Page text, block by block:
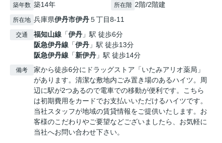
築年数 築14年 所在階 2階/2階建
所在地 兵庫県伊丹市伊丹５丁目8-11
交通 福知山線 「伊丹 」駅 徒歩6分
阪急伊丹線 「伊丹 」駅 徒歩13分
阪急伊丹線 「新伊丹 」駅 徒歩14分
備考
家から徒歩6分にドラッグストア「いたみアリオ薬局」
があります。清潔な敷地内ごみ置き場のあるハイツ。周
辺に駅が2つあるので電車での移動が便利です。こちら
は初期費用をカードでお支払いいただけるハイツです。
当社スタッフが地域の賃貸情報をご提供いたします。お
客様のこだわりやご要望などございましたら、お気軽に
当社へお問い合わせ下さい。